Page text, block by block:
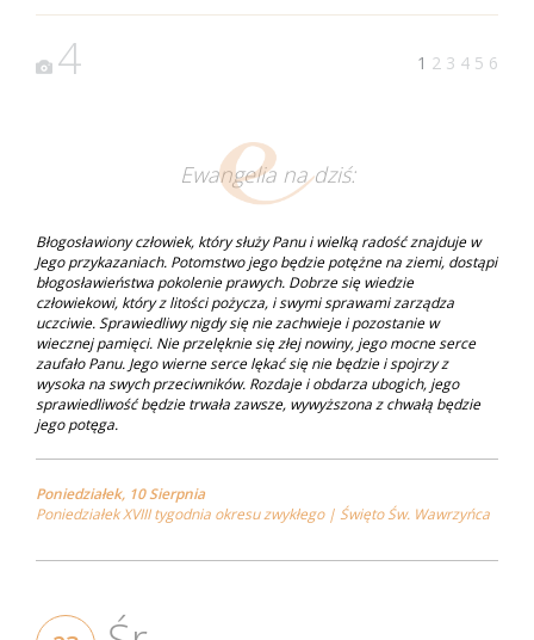
4 1 2 3 4 5 6
Ewangelia na dziś:
Błogosławiony człowiek, który służy Panu i wielką radość znajduje w
Jego przykazaniach. Potomstwo jego będzie potężne na ziemi, dostąpi
błogosławieństwa pokolenie prawych. Dobrze się wiedzie
człowiekowi, który z litości pożycza, i swymi sprawami zarządza
uczciwie. Sprawiedliwy nigdy się nie zachwieje i pozostanie w
wiecznej pamięci. Nie przelęknie się złej nowiny, jego mocne serce
zaufało Panu. Jego wierne serce lękać się nie będzie i spojrzy z
wysoka na swych przeciwników. Rozdaje i obdarza ubogich, jego
sprawiedliwość będzie trwała zawsze, wywyższona z chwałą będzie
jego potęga.
Poniedziałek, 10 Sierpnia
Poniedziałek XVIII tygodnia okresu zwykłego | Święto Św. Wawrzyńca